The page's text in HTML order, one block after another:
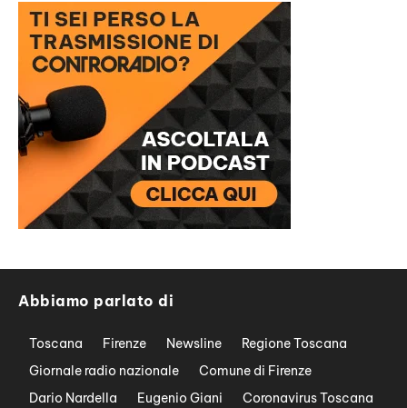
Abbiamo parlato di
Toscana Firenze Newsline
Regione Toscana
Giornale radio nazionale
Comune di Firenze
Dario Nardella
Eugenio Giani
Coronavirus Toscana